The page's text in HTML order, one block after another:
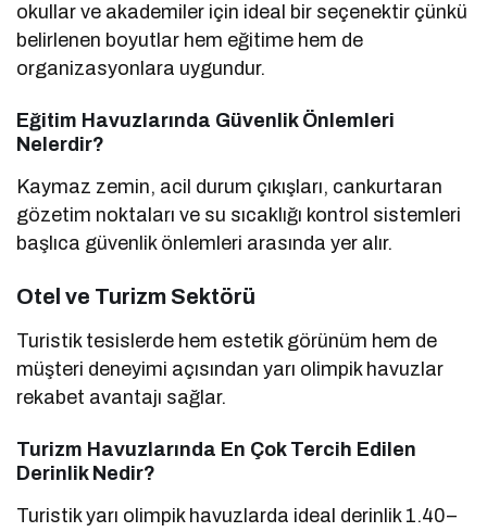
okullar ve akademiler için ideal bir seçenektir çünkü
belirlenen boyutlar hem eğitime hem de
organizasyonlara uygundur.
Eğitim Havuzlarında Güvenlik Önlemleri
Nelerdir?
Kaymaz zemin, acil durum çıkışları, cankurtaran
gözetim noktaları ve su sıcaklığı kontrol sistemleri
başlıca güvenlik önlemleri arasında yer alır.
Otel ve Turizm Sektörü
Turistik tesislerde hem estetik görünüm hem de
müşteri deneyimi açısından yarı olimpik havuzlar
rekabet avantajı sağlar.
Turizm Havuzlarında En Çok Tercih Edilen
Derinlik Nedir?
Turistik yarı olimpik havuzlarda ideal derinlik 1.40–